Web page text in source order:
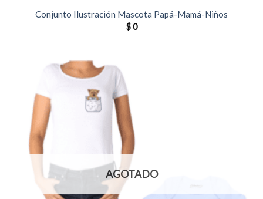
Conjunto Ilustración Mascota Papá-Mamá-Niños
$0
AGOTADO